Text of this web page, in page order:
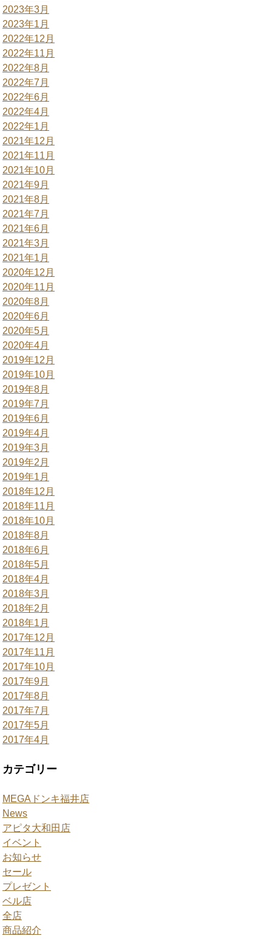
2023年3月
2023年1月
2022年12月
2022年11月
2022年8月
2022年7月
2022年6月
2022年4月
2022年1月
2021年12月
2021年11月
2021年10月
2021年9月
2021年8月
2021年7月
2021年6月
2021年3月
2021年1月
2020年12月
2020年11月
2020年8月
2020年6月
2020年5月
2020年4月
2019年12月
2019年10月
2019年8月
2019年7月
2019年6月
2019年4月
2019年3月
2019年2月
2019年1月
2018年12月
2018年11月
2018年10月
2018年8月
2018年6月
2018年5月
2018年4月
2018年3月
2018年2月
2018年1月
2017年12月
2017年11月
2017年10月
2017年9月
2017年8月
2017年7月
2017年5月
2017年4月
カテゴリー
MEGAドンキ福井店
News
アピタ大和田店
イベント
お知らせ
セール
プレゼント
ベル店
全店
商品紹介